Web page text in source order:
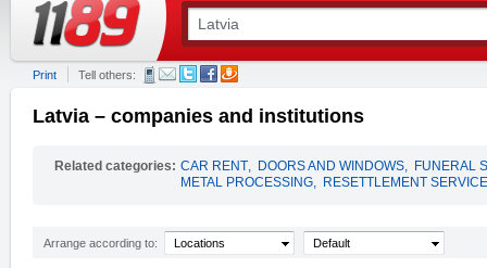
Print Tell others:
Latvia – companies and institutions
Related categories: CAR RENT, DOORS AND WINDOWS, FUNERAL
METAL PROCESSING, RESETTLEMENT
Arrange according to: Locations Default